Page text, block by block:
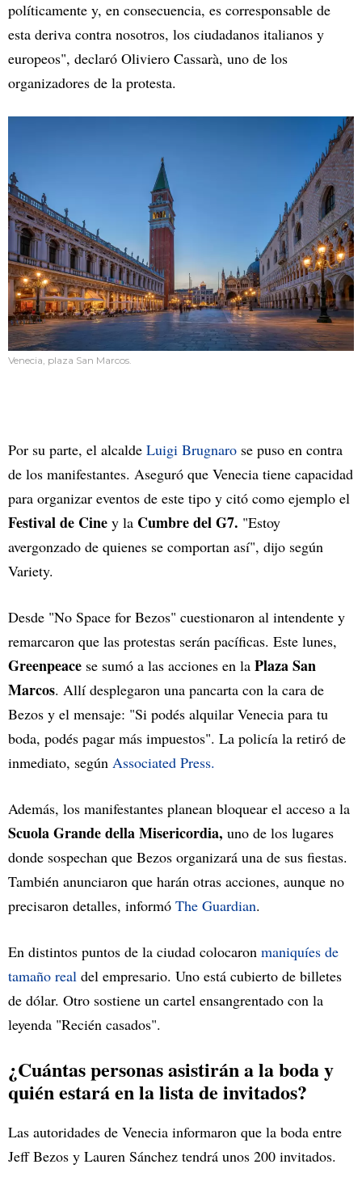
políticamente y, en consecuencia, es corresponsable de
esta deriva contra nosotros, los ciudadanos italianos y
europeos", declaró Oliviero Cassarà, uno de los
organizadores de la protesta.
Venecia, plaza San Marcos.
Por su parte, el alcalde Luigi Brugnaro se puso en contra
de los manifestantes. Aseguró que Venecia tiene capacidad
para organizar eventos de este tipo y citó como ejemplo el
Festival de Cine y la Cumbre del G7. "Estoy
avergonzado de quienes se comportan así", dijo según
Variety.
Desde "No Space for Bezos" cuestionaron al intendente y
remarcaron que las protestas serán pacíficas. Este lunes,
Greenpeace se sumó a las acciones en la Plaza San
Marcos. Allí desplegaron una pancarta con la cara de
Bezos y el mensaje: "Si podés alquilar Venecia para tu
boda, podés pagar más impuestos". La policía la retiró de
inmediato, según Associated Press.
Además, los manifestantes planean bloquear el acceso a la
Scuola Grande della Misericordia, uno de los lugares
donde sospechan que Bezos organizará una de sus fiestas.
También anunciaron que harán otras acciones, aunque no
precisaron detalles, informó The Guardian.
En distintos puntos de la ciudad colocaron maniquíes de
tamaño real del empresario. Uno está cubierto de billetes
de dólar. Otro sostiene un cartel ensangrentado con la
leyenda "Recién casados".
¿Cuántas personas asistirán a la boda y
quién estará en la lista de invitados?
Las autoridades de Venecia informaron que la boda entre
Jeff Bezos y Lauren Sánchez tendrá unos 200 invitados.